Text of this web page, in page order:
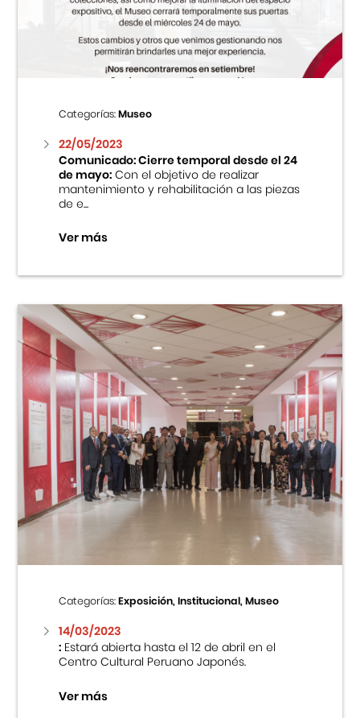
Centro Cultural Peruano Japonés
Museo de la Inmigración Japonesa
Fondo Editorial
Teatro Peruano Japonés
Categorías:Museo
22/05/2023
Comunicado: Cierre temporal desde el 24
de mayo:Con el objetivo de realizar
mantenimiento y rehabilitación a las piezas
de e...
Ver más
Categorías:Exposición, Institucional, Museo
14/03/2023
:Estará abierta hasta el 12 de abril en el
Centro Cultural Peruano Japonés.
Ver más